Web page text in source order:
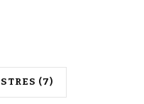
STRES (7)